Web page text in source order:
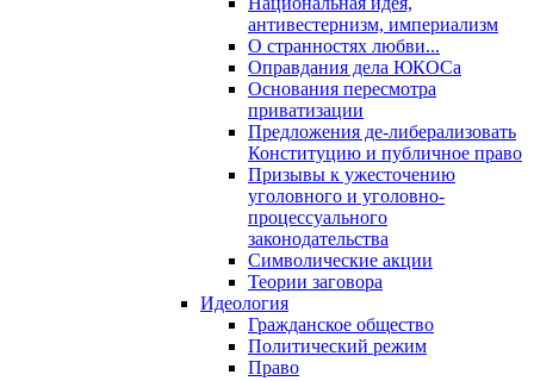
антивестернизм, империализм
О странностях любви...
Оправдания дела ЮКОСа
Основания пересмотра
приватизации
Предложения де-либерализовать
Конституцию и публичное право
Призывы к ужесточению
уголовного и уголовно-
процессуального
законодательства
Символические акции
Теории заговора
Идеология
Гражданское общество
Политический режим
Право